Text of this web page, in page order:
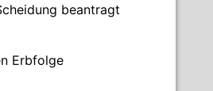
beantragt
Erbfolge